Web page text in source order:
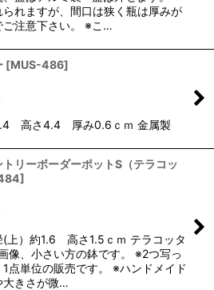
れますが、間口は狭く瓶は厚みが
ご注意下さい。 ※こ…
[MUS-486]
高さ4.4 厚み0.6ｃｍ 金属製
リーボーダーポットS（テラコッ
]
(上）約1.6 高さ1.5ｃｍ テラコッタ
像、小さい方の鉢です。 ※2つ写っ
点単位の販売です。 ※ハンドメイド
大きさが微…